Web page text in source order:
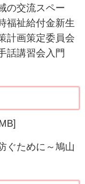
の交流スペー
福祉給付金新生
計画策定委員会
話講習会入門
ぐために～鳩山